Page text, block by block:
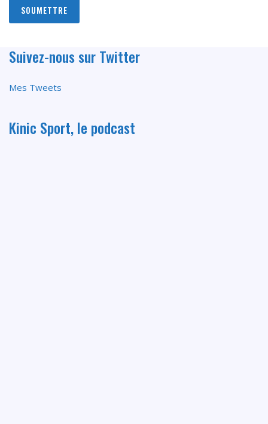
Suivez-nous sur Twitter
Mes Tweets
Kinic Sport, le podcast